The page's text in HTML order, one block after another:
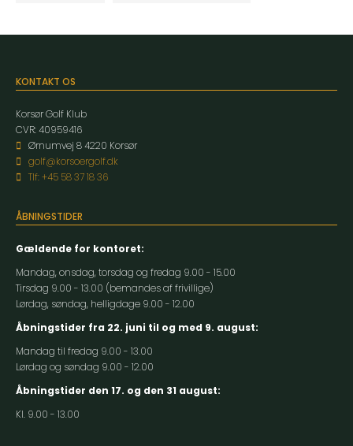
KONTAKT OS
Korsør Golf Klub
CVR: 40959416
Ørnumvej 8 4220 Korsør
golf@korsoergolf.dk
Tlf: +45 58 37 18 36
ÅBNINGSTIDER
Gældende for kontoret:
Mandag, onsdag, torsdag og fredag 9.00 - 15.00
Tirsdag 9.00 - 13.00 (bemandes af frivillige)
Lørdag, søndag, helligdage 9.00 - 12.00
Åbningstider fra 22. juni til og med 9. august:
Mandag til fredag 9.00 - 13.00
Lørdag og søndag 9.00 - 12.00
Åbningstider den 17. og den 31 august:
Kl. 9.00 - 13.00